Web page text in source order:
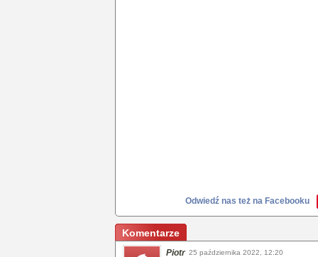
Odwiedź nas też na Facebooku
Komentarze
Piotr 25 października 2022, 12:20